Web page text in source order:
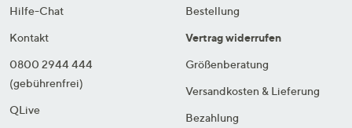
Hilfe-Chat
Kontakt
0800 2944 444
(gebührenfrei)
QLive
Bestellung
Vertrag widerrufen
Größenberatung
Versandkosten & Lieferung
Bezahlung